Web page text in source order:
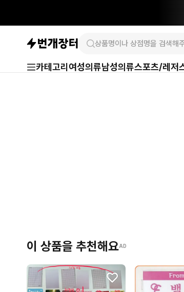
카테고리 여성의류남성의류스포츠/레저
이 상품을 추천해요AD